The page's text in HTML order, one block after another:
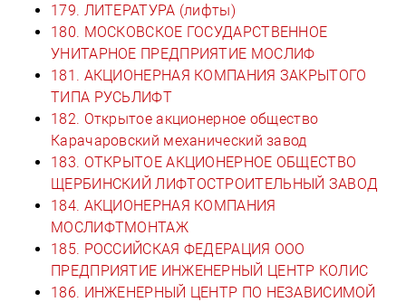
179. ЛИТЕРАТУРА (лифты)
180. МОСКОВСКОЕ ГОСУДАРСТВЕННОЕ
УНИТАРНОЕ ПРЕДПРИЯТИЕ МОСЛИФ
181. АКЦИОНЕРНАЯ КОМПАНИЯ ЗАКРЫТОГО
ТИПА РУСЬЛИФТ
182. Открытое акционерное общество
Карачаровский механический завод
183. ОТКРЫТОЕ АКЦИОНЕРНОЕ ОБЩЕСТВО
ЩЕРБИНСКИЙ ЛИФТОСТРОИТЕЛЬНЫЙ ЗАВОД
184. АКЦИОНЕРНАЯ КОМПАНИЯ
МОСЛИФТМОНТАЖ
185. РОССИЙСКАЯ ФЕДЕРАЦИЯ ООО
ПРЕДПРИЯТИЕ ИНЖЕНЕРНЫЙ ЦЕНТР КОЛИС
186. ИНЖЕНЕРНЫЙ ЦЕНТР ПО НЕЗАВИСИМОЙ